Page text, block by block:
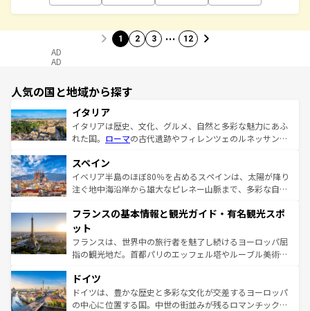
1 2 3 … 12
AD
AD
人気の国と地域から探す
イタリア
イタリアは歴史、文化、グルメ、自然と多彩な魅力にあふ
れた国。 ローマの古代遺跡やフィレンツェのルネッサンス
ろん、トスカーナの美しい田園風景やアマルフィ海岸の絶
景など、自然景観も見逃せない。観光の合間には、本場の
ピザやパスタなど、絶品のイタリア料理を堪能することも
ませてくれるイタリアで、忘れられない旅をしてみよう！
なお、新着のイタリア情報は
しい。
スペイン
イベリア半島のほぼ80％を占めるスペインは、太陽が降り
注ぐ地中海沿岸から雄大なピレネー山脈まで、多彩な自然
文化が根付くこの国では、情熱的なフラメンコ、熱気あふ
れる闘牛、そして美味しいタパスが生活の一部となってい
る。首都マドリードの洗練された雰囲気や、バルセロナの
アートに溢れた街角から、地方では古代ローマ遺跡や中世
せる。地方によって風土や気候が異なるスペインはその個
性で訪れる人を魅了する。 なお、新着のスペイン情報は コ
ンテンツ一覧を参照してほしい。
フランスの基本情報と観光ガイド・有名観光スポ
ット
フランスは、世界中の旅行者を魅了し続けるヨーロッパ屈
指の観光地だ。首都パリのエッフェル塔やルーブル美術館
で、幅広い魅力が詰まっている。華麗な宮殿、歴史的な大
聖堂、美しいビーチ、そして豊かな自然が、訪れる者を心
から魅了する。また、フランスは美食の国としても知ら
ドイツ
ドイツは、豊かな歴史と多彩な文化が交差するヨーロッパ
の中心に位置する国。中世の街並みが残るロマンチック街